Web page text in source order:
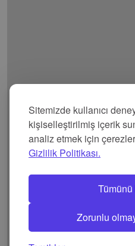
Sitemizde kullanıcı
kişiselleştirilmiş içerik
analiz etmek için
Gizlilik Politikası.
Zorunlu